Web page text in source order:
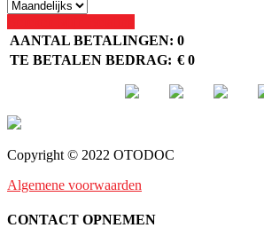
AANTAL BETALINGEN: 0
TE BETALEN BEDRAG: € 0
Copyright © 2022 OTODOC
Algemene voorwaarden
CONTACT OPNEMEN